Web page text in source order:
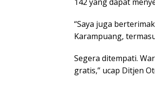
“Saya juga
Karampuang,
Segera ditempati.
gratis,” ucap Ditjen